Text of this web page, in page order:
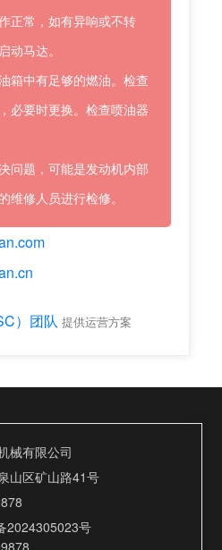
正常，如有异响或不转
动马达。
箱中有足够的燃油。检查
必要时更换。检查喷油器
问题，可能是发动机内部
维修人员进行检修。
）团队 提供运营方案
械有限公司
山区矿山路41号
2024305023号